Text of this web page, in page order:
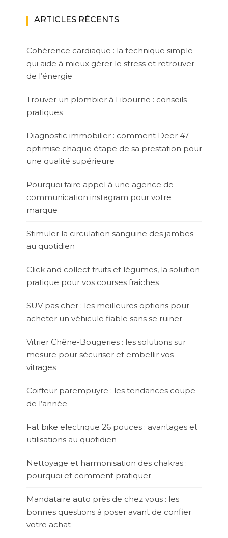
ARTICLES RÉCENTS
Cohérence cardiaque : la technique simple
qui aide à mieux gérer le stress et retrouver
de l’énergie
Trouver un plombier à Libourne : conseils
pratiques
Diagnostic immobilier : comment Deer 47
optimise chaque étape de sa prestation pour
une qualité supérieure
Pourquoi faire appel à une agence de
communication instagram pour votre
marque
Stimuler la circulation sanguine des jambes
au quotidien
Click and collect fruits et légumes, la solution
pratique pour vos courses fraîches
SUV pas cher : les meilleures options pour
acheter un véhicule fiable sans se ruiner
Vitrier Chêne-Bougeries : les solutions sur
mesure pour sécuriser et embellir vos
vitrages
Coiffeur parempuyre : les tendances coupe
de l’année
Fat bike electrique 26 pouces : avantages et
utilisations au quotidien
Nettoyage et harmonisation des chakras :
pourquoi et comment pratiquer
Mandataire auto près de chez vous : les
bonnes questions à poser avant de confier
votre achat